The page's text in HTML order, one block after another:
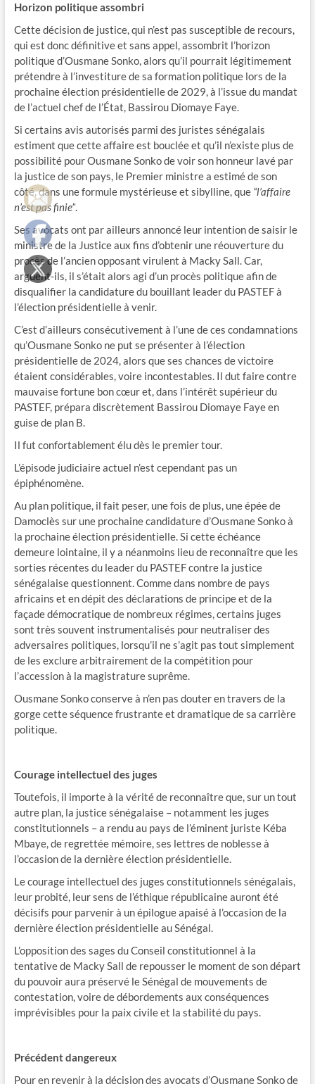
Horizon politique assombri
Cette décision de justice, qui n’est pas susceptible de recours,
qui est donc définitive et sans appel, assombrit l’horizon
politique d’Ousmane Sonko, alors qu’il pourrait légitimement
prétendre à l’investiture de sa formation politique lors de la
prochaine élection présidentielle​ de 2029, à l’issue du mandat
de l’actuel chef de l’État, Bassirou Diomaye Faye.
Si certains avis autorisés parmi des juristes sénégalais
estiment que cette affaire est bouclée et qu’il n’existe plus de
possibilité pour Ousmane Sonko de voir son honneur lavé par
la justice de son pays, le Premier ​ministre a estimé de son
côté, dans une formule mystérieuse et sibylline, que “l’affaire
n’est pas finie”.
Ses avocats ont par ailleurs annoncé leur intention de saisir le ​
ministre de la Justice aux fins d’obtenir une réouverture du
procès de l’ancien opposant virulent à Macky Sall. Car,
arguent-ils, il s’était alors agi d’un procès politique afin de
disqualifier la candidature du bouillant leader du PASTEF à
l’élection présidentielle​ à venir.
C’est d’ailleurs consécutivement à l’une de ces condamnations
qu’Ousmane Sonko ne put se présenter à l’élection
présidentielle​ de 2024, alors que ses chances de victoire
étaient considérables, voire incontestables. Il dut faire contre
mauvaise fortune bon cœur et, dans l’intérêt supérieur du
PASTEF, prépara discrètement Bassirou Diomaye Faye en
guise de plan B.
Il fut confortablement élu dès le premier tour.
L’épisode judiciaire actuel n’est cependant pas un
épiphénomène.
Au plan politique, il fait peser, une fois de plus, une épée de
Damoclès sur une prochaine candidature d’Ousmane Sonko à
la prochaine élection présidentielle. Si cette échéance
demeure lointaine, il y a néanmoins lieu de reconnaître que les
sorties récentes du leader du PASTEF contre la justice
sénégalaise questionnent. Comme dans nombre de pays
africains et en dépit des déclarations de principe et de la
façade démocratique de nombreux régimes, certains juges
sont très souvent instrumentalisés pour neutraliser des
adversaires politiques, lorsqu’il ne s’agit pas tout simplement
de les exclure arbitrairement de la compétition pour
l’accession à la magistrature suprême.
Ousmane Sonko conserve à n’en pas douter en travers de la
gorge cette séquence frustrante et dramatique de sa carrière
politique.
​Courage intellectuel des juges
Toutefois, il importe à la vérité de reconnaître que, sur un tout
autre plan, la justice sénégalaise – notamment les juges
constitutionnels – a rendu au pays de l’éminent juriste Kéba
Mbaye, de regrettée mémoire, ses lettres de noblesse à
l’occasion de la dernière élection présidentielle.
Le courage intellectuel des juges constitutionnels sénégalais,
leur probité, leur sens de l’éthique républicaine auront été
décisifs pour parvenir à un épilogue apaisé à l’occasion de la
dernière élection présidentielle au Sénégal.
L’opposition des sages du Conseil constitutionnel à la
tentative de Macky Sall de repousser le moment de son départ
du pouvoir aura préservé le Sénégal de mouvements de
contestation, voire de débordements aux conséquences
imprévisibles pour la paix civile et la stabilité du pays.
​Précédent dangereux
Pour en revenir à la décision des avocats d’Ousmane Sonko de